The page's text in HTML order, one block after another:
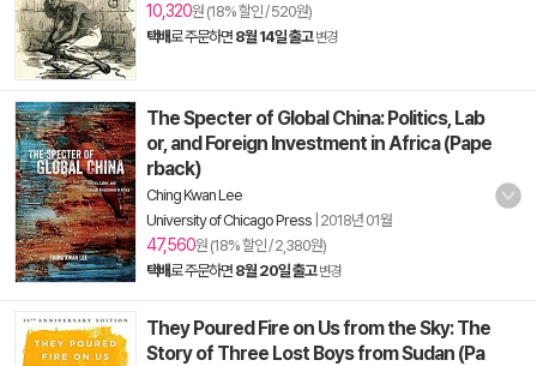
10,320원 (18% 할인 / 520원)
택배로 주문하면 8월 14일 출고 변경
The Specter of Global China: Politics, Lab
or, and Foreign Investment in Africa (Pape
rback)
Ching Kwan Lee
University of Chicago Press 2018년 01월
47,560원 (18% 할인 / 2,380원)
택배로 주문하면 8월 20일 출고 변경
They Poured Fire on Us from the Sky: The
Story of Three Lost Boys from Sudan (Pa